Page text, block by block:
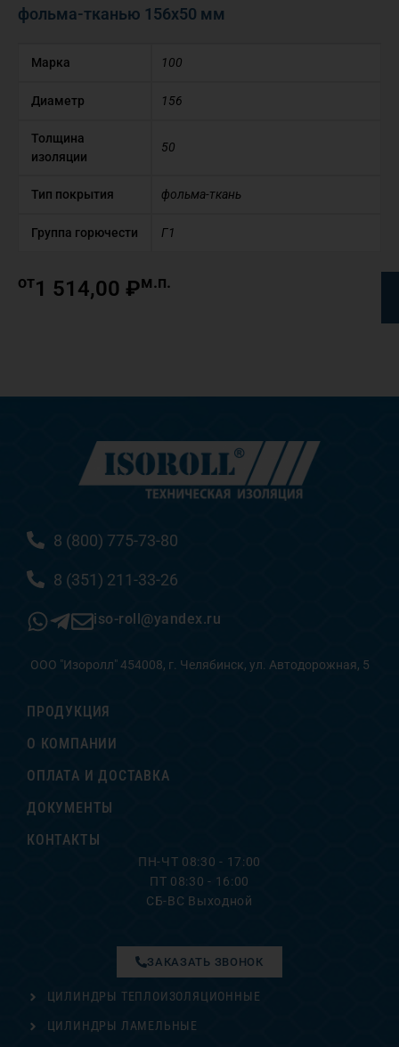
фольма-тканью 156х50 мм
Марка 100
Диаметр 156
Толщина
изоляции
50
Тип покрытия фольма-ткань
Группа горючести Г1
от1 514,00 ₽м.п.
8 (800) 775-73-80
8 (351) 211-33-26
iso-roll@yandex.ru
ООО "Изоролл" 454008, г. Челябинск, ул. Автодорожная, 5
ПРОДУКЦИЯ
О КОМПАНИИ
ОПЛАТА И ДОСТАВКА
ДОКУМЕНТЫ
КОНТАКТЫ
ПН-ЧТ 08:30 - 17:00
ПТ 08:30 - 16:00
СБ-ВС Выходной
ЦИЛИНДРЫ ТЕПЛОИЗОЛЯЦИОННЫЕ
ЦИЛИНДРЫ ЛАМЕЛЬНЫЕ
ЗАКАЗАТЬ ЗВОНОК